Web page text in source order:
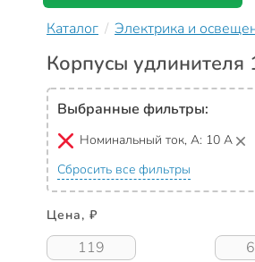
Каталог Электрика и
Корпусы удлинителя
Выбранные фильтры:
Номинальный ток, А: 10 А
Сбросить все фильтры
Цена, ₽